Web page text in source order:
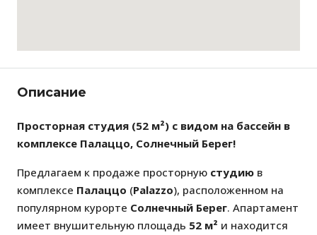
Описание
Просторная студия (52 м²) с видом на бассейн в
комплексе Палаццо, Солнечный Берег!
Предлагаем к продаже просторную студию в
комплексе Палаццо (Palazzo), расположенном на
популярном курорте Солнечный Берег. Апартамент
имеет внушительную площадь 52 м² и находится